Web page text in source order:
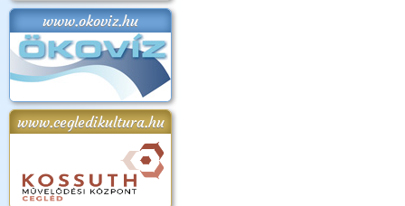
www.okoviz.hu
www.cegledikultura.hu
2018.
Kossuth Toborzó
Ünnepély
Szent István Ünnepe